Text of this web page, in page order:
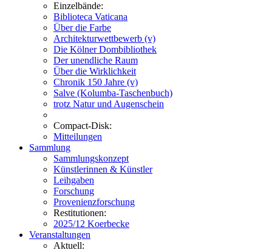
Einzelbände:
Biblioteca Vaticana
Über die Farbe
Architekturwettbewerb (v)
Die Kölner Dombibliothek
Der unendliche Raum
Über die Wirklichkeit
Chronik 150 Jahre (v)
Salve (Kolumba-Taschenbuch)
trotz Natur und Augenschein
Compact-Disk:
Mitteilungen
Sammlung
Sammlungskonzept
Künstlerinnen & Künstler
Leihgaben
Forschung
Provenienzforschung
Restitutionen:
2025/12 Koerbecke
Veranstaltungen
Aktuell: